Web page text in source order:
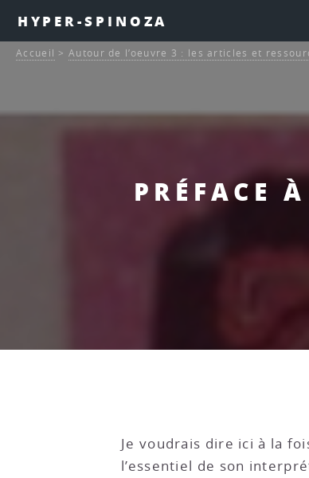
HYPER-SPINOZA
PRÉFACE
Accueil >Autour de l’oeuvre 3 : les articles et
Je voudrais dire ici à la
l’essentiel de son